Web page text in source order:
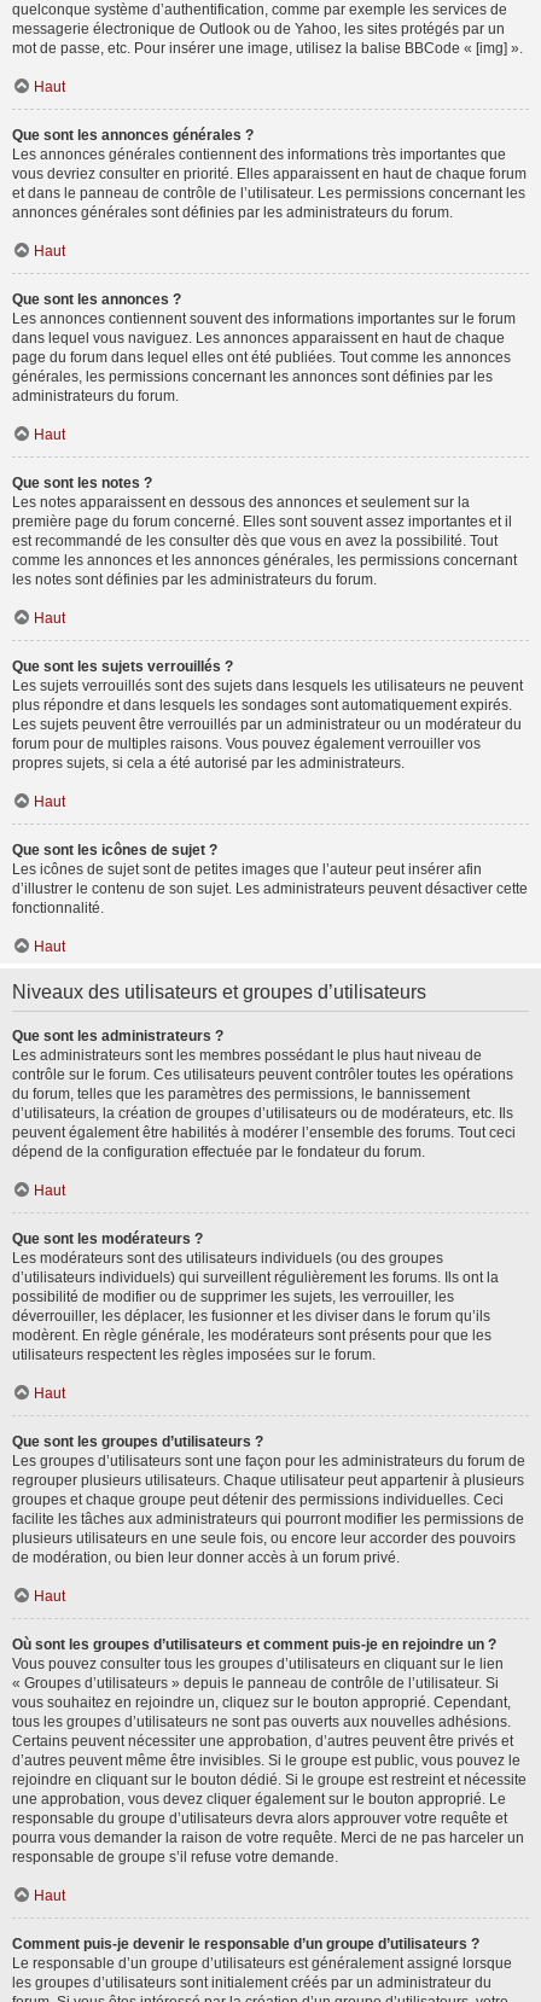
quelconque système d’authentification, comme par exemple les services de
messagerie électronique de Outlook ou de Yahoo, les sites protégés par un
mot de passe, etc. Pour insérer une image, utilisez la balise BBCode « [img] ».
Haut
Que sont les annonces générales ?
Les annonces générales contiennent des informations très importantes que
vous devriez consulter en priorité. Elles apparaissent en haut de chaque forum
et dans le panneau de contrôle de l’utilisateur. Les permissions concernant les
annonces générales sont définies par les administrateurs du forum.
Haut
Que sont les annonces ?
Les annonces contiennent souvent des informations importantes sur le forum
dans lequel vous naviguez. Les annonces apparaissent en haut de chaque
page du forum dans lequel elles ont été publiées. Tout comme les annonces
générales, les permissions concernant les annonces sont définies par les
administrateurs du forum.
Haut
Que sont les notes ?
Les notes apparaissent en dessous des annonces et seulement sur la
première page du forum concerné. Elles sont souvent assez importantes et il
est recommandé de les consulter dès que vous en avez la possibilité. Tout
comme les annonces et les annonces générales, les permissions concernant
les notes sont définies par les administrateurs du forum.
Haut
Que sont les sujets verrouillés ?
Les sujets verrouillés sont des sujets dans lesquels les utilisateurs ne peuvent
plus répondre et dans lesquels les sondages sont automatiquement expirés.
Les sujets peuvent être verrouillés par un administrateur ou un modérateur du
forum pour de multiples raisons. Vous pouvez également verrouiller vos
propres sujets, si cela a été autorisé par les administrateurs.
Haut
Que sont les icônes de sujet ?
Les icônes de sujet sont de petites images que l’auteur peut insérer afin
d’illustrer le contenu de son sujet. Les administrateurs peuvent désactiver cette
fonctionnalité.
Haut
Niveaux des utilisateurs et groupes d’utilisateurs
Que sont les administrateurs ?
Les administrateurs sont les membres possédant le plus haut niveau de
contrôle sur le forum. Ces utilisateurs peuvent contrôler toutes les opérations
du forum, telles que les paramètres des permissions, le bannissement
d’utilisateurs, la création de groupes d’utilisateurs ou de modérateurs, etc. Ils
peuvent également être habilités à modérer l’ensemble des forums. Tout ceci
dépend de la configuration effectuée par le fondateur du forum.
Haut
Que sont les modérateurs ?
Les modérateurs sont des utilisateurs individuels (ou des groupes
d’utilisateurs individuels) qui surveillent régulièrement les forums. Ils ont la
possibilité de modifier ou de supprimer les sujets, les verrouiller, les
déverrouiller, les déplacer, les fusionner et les diviser dans le forum qu’ils
modèrent. En règle générale, les modérateurs sont présents pour que les
utilisateurs respectent les règles imposées sur le forum.
Haut
Que sont les groupes d’utilisateurs ?
Les groupes d’utilisateurs sont une façon pour les administrateurs du forum de
regrouper plusieurs utilisateurs. Chaque utilisateur peut appartenir à plusieurs
groupes et chaque groupe peut détenir des permissions individuelles. Ceci
facilite les tâches aux administrateurs qui pourront modifier les permissions de
plusieurs utilisateurs en une seule fois, ou encore leur accorder des pouvoirs
de modération, ou bien leur donner accès à un forum privé.
Haut
Où sont les groupes d’utilisateurs et comment puis-je en rejoindre un ?
Vous pouvez consulter tous les groupes d’utilisateurs en cliquant sur le lien
« Groupes d’utilisateurs » depuis le panneau de contrôle de l’utilisateur. Si
vous souhaitez en rejoindre un, cliquez sur le bouton approprié. Cependant,
tous les groupes d’utilisateurs ne sont pas ouverts aux nouvelles adhésions.
Certains peuvent nécessiter une approbation, d’autres peuvent être privés et
d’autres peuvent même être invisibles. Si le groupe est public, vous pouvez le
rejoindre en cliquant sur le bouton dédié. Si le groupe est restreint et nécessite
une approbation, vous devez cliquer également sur le bouton approprié. Le
responsable du groupe d’utilisateurs devra alors approuver votre requête et
pourra vous demander la raison de votre requête. Merci de ne pas harceler un
responsable de groupe s’il refuse votre demande.
Haut
Comment puis-je devenir le responsable d’un groupe d’utilisateurs ?
Le responsable d’un groupe d’utilisateurs est généralement assigné lorsque
les groupes d’utilisateurs sont initialement créés par un administrateur du